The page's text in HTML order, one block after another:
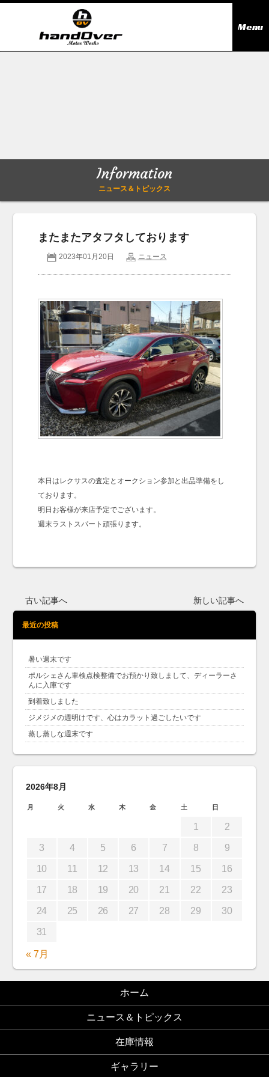
Menu
Company outline
会社概要
アクセス
Information
ニュース＆トピックス
またまたアタフタしております
2023年01月20日 ニュース
本日はレクサスの査定とオークション参加と出品準備をし
ております。
明日お客様が来店予定でございます。
週末ラストスパート頑張ります。
古い記事へ 新しい記事へ
最近の投稿
暑い週末です
ポルシェさん車検点検整備でお預かり致しまして、ディーラーさ
んに入庫です
到着致しました
ジメジメの週明けです、心はカラット過ごしたいです
蒸し蒸しな週末です
2026年8月
月 火 水 木 金 土 日
1 2
3 4 5 6 7 8 9
10 11 12 13 14 15 16
17 18 19 20 21 22 23
24 25 26 27 28 29 30
31
« 7月
ホーム
ニュース＆トピックス
在庫情報
ギャラリー